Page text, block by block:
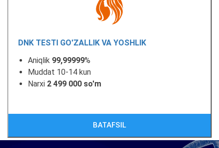
DNK TESTI GO'ZALLIK VA YOSHLIK
Aniqlik 99,99999%
Muddat 10-14 kun
Narxi 2 499 000 so'm
BATAFSIL